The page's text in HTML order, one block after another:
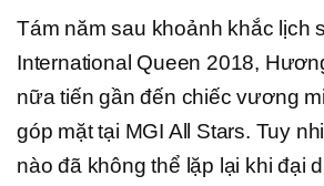
Tám năm sau khoảnh khắc lịch
International Queen 2018,
nữa tiến gần đến chiếc vương
góp mặt tại MGI All Stars. Tuy
nào đã không thể lặp lại khi đại